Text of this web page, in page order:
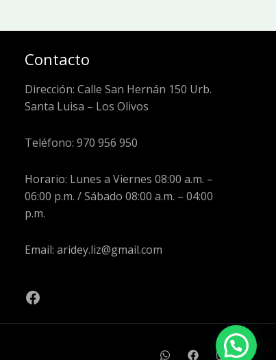
Contacto
Dirección: Calle San Hernán 150 Urb.
Santa Luisa – Los Olivos
Teléfono: 970 956 950
Horario: Lunes a Viernes 08:00 a.m. –
06:00 p.m. / Sábado 08:00 a.m. – 04:00
p.m.
Email: aridey.liz@gmail.com